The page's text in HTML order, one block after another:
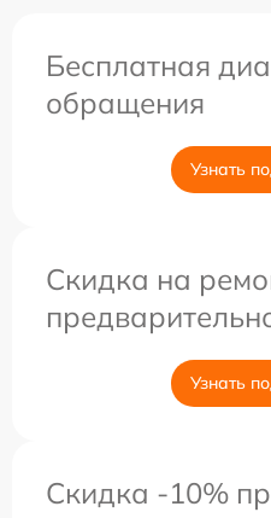
Бесплатная
обращения
Узнать
Скидка на
Узнать
Скидка -10%